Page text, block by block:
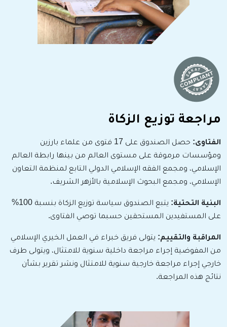
مراجعة توزيع الزكاة
الفتاوى:
حصل الصندوق على 17 فتوى من علماء بارزين
ومؤسسات مرموقة على مستوى العالم من بينها رابطة العالم
الإسلامي، ومجمع الفقه الإسلامي الدولي التابع لمنظمة التعاون
الإسلامي، ومجمع البحوث الإسلامية بالأزهر الشريف.
البنية التحتية:
يتبع الصندوق سياسة توزيع الزكاة بنسبة 100%
على المستفيدين المستحقين حسبما توصي الفتاوى.
المراقبة والتقييم: يتولى فريق خبراء في العمل الخيري الإسلامي
من المفوضية إجراء مراجعة داخلية سنوية للامتثال، ويتولى طرف
خارجي إجراء مراجعة خارجية سنوية للامتثال ونشر تقرير بشأن
نتائج هذه المراجعة.